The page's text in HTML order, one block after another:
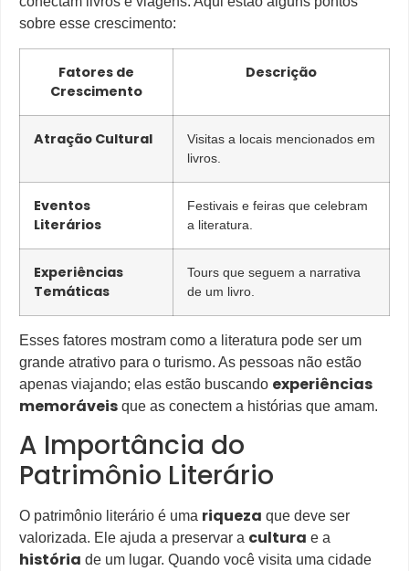
sobre esse crescimento:
Fatores de
Crescimento
Descrição
Atração Cultural
Visitas a locais mencionados em
livros.
Eventos
Literários
Festivais e feiras que celebram
a literatura.
Experiências
Temáticas
Tours que seguem a narrativa
de um livro.
Esses fatores mostram como a literatura pode ser um
grande atrativo para o turismo. As pessoas não estão
apenas viajando; elas estão buscando experiências
memoráveis que as conectem a histórias que amam.
A Importância do
Patrimônio Literário
O patrimônio literário é uma riqueza que deve ser
valorizada. Ele ajuda a preservar a cultura e a
história de um lugar. Quando você visita uma cidade